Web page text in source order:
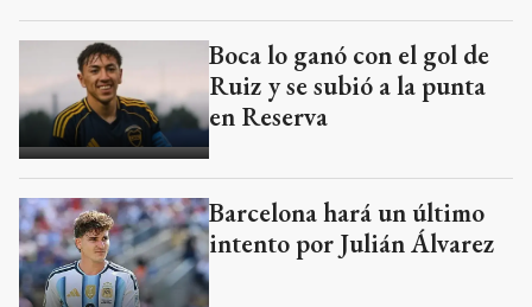
Boca lo ganó con el gol de
Ruiz y se subió a la punta
en Reserva
Barcelona hará un último
intento por Julián Álvarez